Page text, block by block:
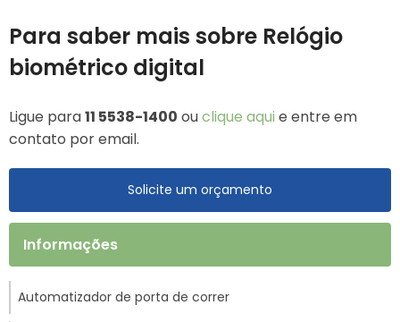
Para saber mais sobre Relógio
biométrico digital
Ligue para11 5538-1400 ouclique aqui e entre em
contato por email.
Solicite um orçamento
Informações
Automatizador de porta de correr